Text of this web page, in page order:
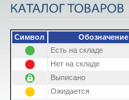
Символ
Обозначение
Есть на складе
Нет на складе
Выписано
Ожидается